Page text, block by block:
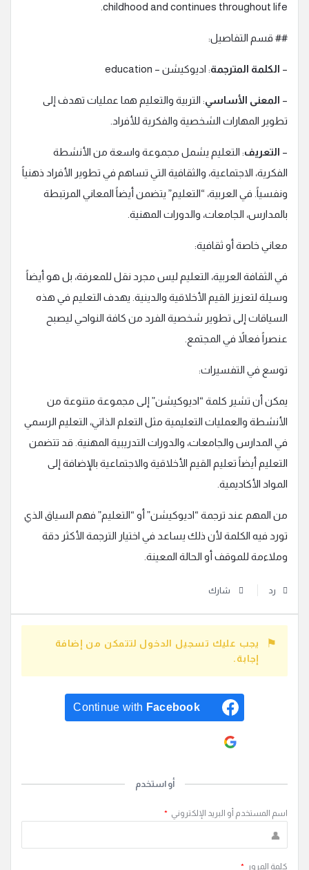
childhood and continues throughout life.
## قسم التفاصيل:
– الكلمة المترجمة: اديوكيشن – education
– المعنى الأساسي: التربية والتعليم هما عمليات تهدف إلى
تطوير المهارات الشخصية والفكرية للأفراد.
– التعريف: التعليم يشمل مجموعة واسعة من الأنشطة
الفكرية، الاجتماعية، والثقافية التي تساهم في تطوير الأفراد ذهنياً
ونفسياً. في العربية، “التعليم” يتضمن أيضاً المعاني المرتبطة
بالمدارس، الجامعات، والدورات المهنية.
معاني خاصة أو ثقافية:
في الثقافة العربية، التعليم ليس مجرد نقل للمعرفة، بل هو أيضاً
وسيلة لتعزيز القيم الأخلاقية والدينية. يهدف التعليم في هذه
السياقات إلى تطوير شخصية الفرد من كافة النواحي ليصبح
عنصراً فعالاً في المجتمع.
توسع في التفسيرات:
يمكن أن تشير كلمة “اديوكيشن” إلى مجموعة متنوعة من
الأنشطة والعمليات التعليمية مثل التعلم الذاتي، التعليم الرسمي
في المدارس والجامعات، والدورات التدريبية المهنية. قد تتضمن
التعليم أيضاً تعليم القيم الأخلاقية والاجتماعية بالإضافة إلى
المواد الأكاديمية.
من المهم عند ترجمة “اديوكيشن” أو “التعليم” فهم السياق الذي
تورد فيه الكلمة لأن ذلك يساعد في اختيار الترجمة الأكثر دقة
وملاءمة للموقف أو الحالة المعينة.
رد شارك
يجب عليك تسجيل الدخول لتتمكن من إضافة
إجابة.
Continue with Facebook
أو استخدم
اسم المستخدم أو البريد الإلكتروني *
كلمة المرور *